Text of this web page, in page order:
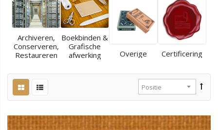
Archiveren,
Conserveren,
Restaureren
Boekbinden &
Grafische
afwerking
Overige Certificering